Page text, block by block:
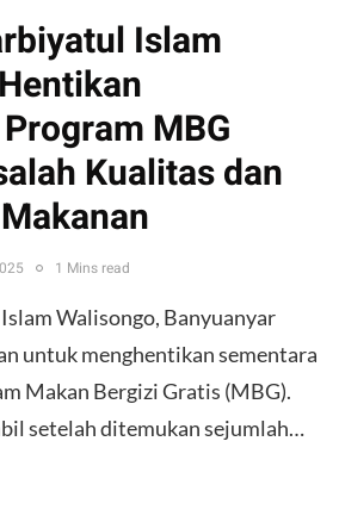
Islam
MBG
Kualitas dan
1 Mins read
Walisongo, Banyuanyar
untuk menghentikan sementara
Makan Bergizi Gratis (MBG).
setelah ditemukan sejumlah…